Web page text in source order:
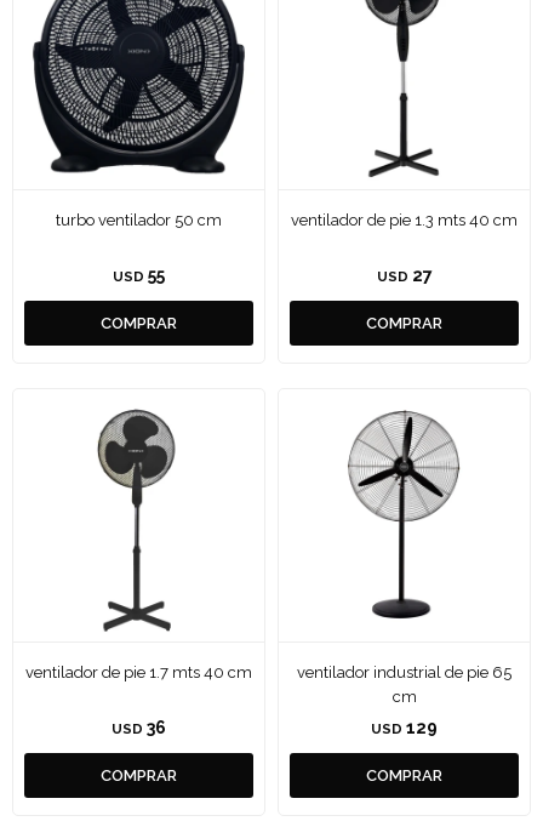
turbo ventilador 50 cm
USD 55
ventilador de pie 1.3 mts 40 cm
USD 27
ventilador de pie 1.7 mts 40 cm
USD 36
ventilador industrial de pie 65
cm
USD 129